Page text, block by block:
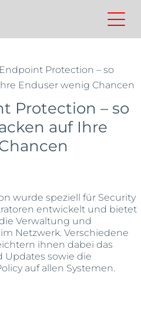
Protection – so
Enduser wenig Chancen
Protection – so
auf Ihre
wurde speziell für Security
entwickelt und bietet
Verwaltung und
Netzwerk. Verschiedene
ihnen dabei das
Updates sowie die
auf allen Systemen.